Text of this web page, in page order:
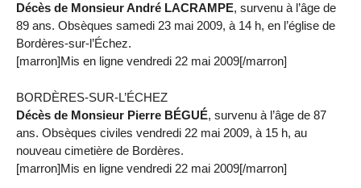
Décès de Monsieur André LACRAMPE, survenu à l’âge de
89 ans. Obsèques samedi 23 mai 2009, à 14 h, en l’église de
Bordères-sur-l’Échez.
[marron]Mis en ligne vendredi 22 mai 2009[/marron]
BORDÈRES-SUR-L’ÉCHEZ
Décès de Monsieur Pierre BÉGUÉ, survenu à l’âge de 87
ans. Obsèques civiles vendredi 22 mai 2009, à 15 h, au
nouveau cimetière de Bordères.
[marron]Mis en ligne vendredi 22 mai 2009[/marron]